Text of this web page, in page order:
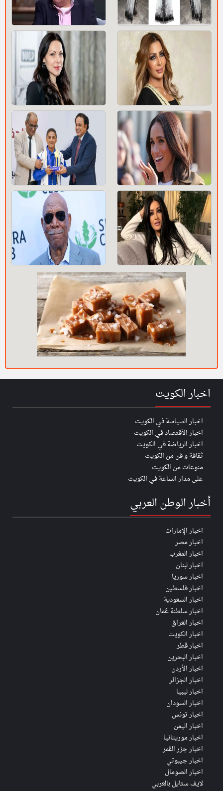
اخبار الكويت
اخبار السياسة في الكويت
اخبار الأقتصاد في الكويت
اخبار الرياضة في الكويت
ثقافة و فن من الكويت
منوعات من الكويت
على مدار الساعة في الكويت
أخبار الوطن العربي
اخبار الإمارات
اخبار مصر
اخبار المغرب
اخبار لبنان
اخبار سوريا
اخبار فلسطين
اخبار السعودية
اخبار سلطنة عُمان
اخبار العراق
اخبار الكويت
اخبار قطر
اخبار البحرين
اخبار الأردن
اخبار الجزائر
اخبار ليبيا
اخبار السودان
اخبار تونس
اخبار اليمن
اخبار موريتانيا
اخبار جزر القمر
اخبار جيبوتي
اخبار الصومال
لايف ستايل بالعربي